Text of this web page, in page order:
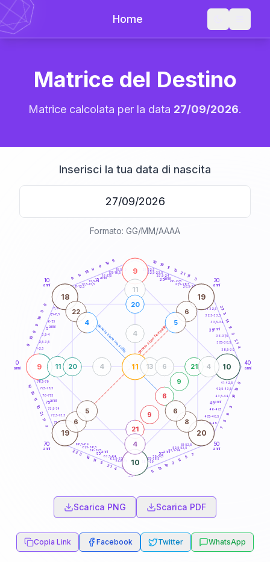
Home
Matrice del Destino
Matrice calcolata per la data 27/09/2026.
Inserisci la tua data di nascita
Formato: GG/MM/AAAA
generazione maschile generazione femminile
0
anni
10
anni
30
anni
40
anni
50
anni
60
70
anni
1-2,5
2,5-3,5
3,5-4
6-7,5
7,5-8,5
8,5-9
11-12,5
12,5-13,5
13,5-14
16-17,5
17,5-18,5
18,5-19
21-22,5
22,5-23,5
23,5-24
26-27,5
27,5-28,5
28,5-29
31-32,5
32,5-33,5
33,5-34
36-37,5
37,5-38,5
38,5-39
41-42,5
42,5-43,5
43,5-44
46-47,5
47,5-48,5
48,5-49
51-52,5
52,5-53,5
53,5-54
56-57,5
57,5-58,5
58,5-59
61-62,5
62,5-63,5
63,5-64
66-67,5
67,5-68,5
68,5-69
71-72,5
72,5-73,5
73,5-74
76-77,5
77,5-78,5
78,5-79
9
18
9
9
18
9
9
9
9
18 9
9
18 9 10
19
11
10
21 11
3
22
3
14
11
5
21
4
5
13
16
3
8
5
7
7
5
8
3
16
13
5
4
21
5
11
14
3
22
3
11
21
10
11
19
10
9
9
10
10
11
18 19
19 20
21
9
6
9
21
11
11
4
4
20
20
13 6
4
4
22
4
6
5
6
5
8
6
5anni
15 anni 25anni
35anni
45anni
55anni
65anni
75anni
Scarica PNG Scarica PDF
Copia Link Facebook Twitter WhatsApp